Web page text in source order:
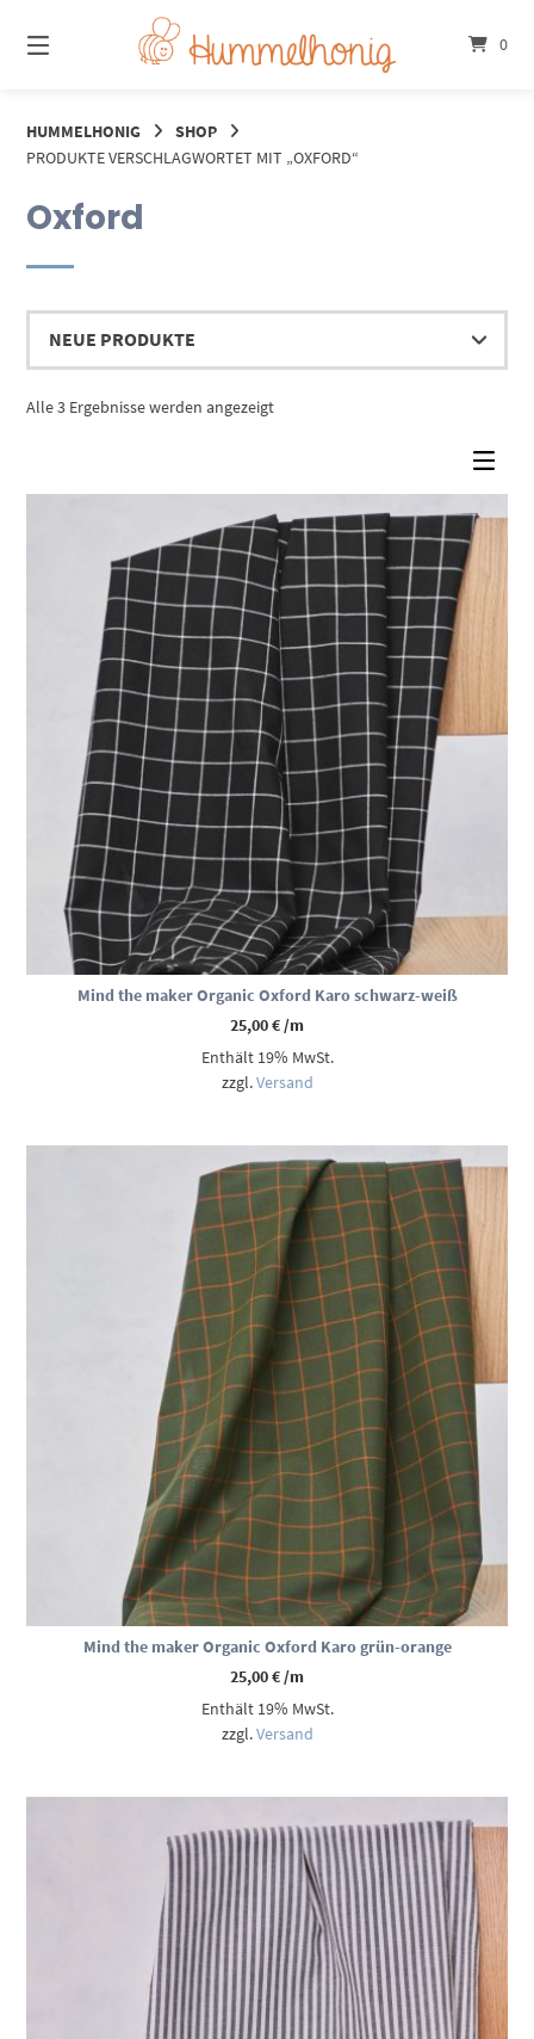
zum
Inhalt
0
HUMMELHONIG
SHOP
PRODUKTE VERSCHLAGWORTET MIT „OXFORD“
Oxford
Alle 3 Ergebnisse werden angezeigtNach
Mind the maker Organic Oxford Karo schwarz-weiß
25,00€/m
Enthält 19% MwSt.
zzgl.Versand
Mind the maker Organic Oxford Karo grün-orange
25,00€/m
Enthält 19% MwSt.
zzgl.Versand